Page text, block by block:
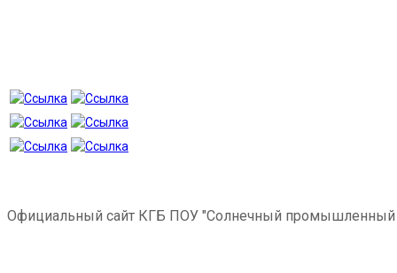
Официальный сайт КГБ ПОУ "Солнечный промышленный